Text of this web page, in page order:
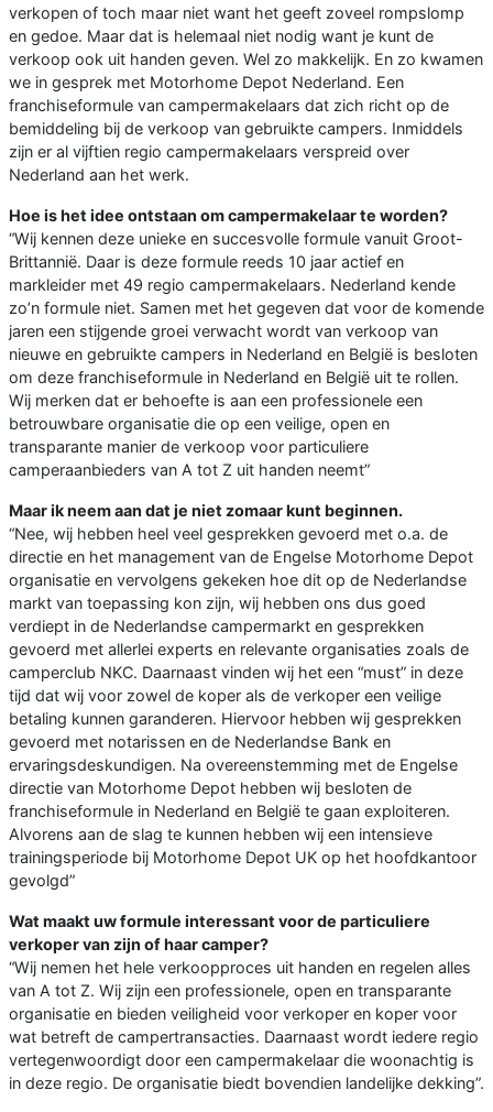
verkopen of toch maar niet want het geeft zoveel rompslomp
en gedoe. Maar dat is helemaal niet nodig want je kunt de
verkoop ook uit handen geven. Wel zo makkelijk. En zo kwamen
we in gesprek met Motorhome Depot Nederland. Een
franchiseformule van campermakelaars dat zich richt op de
bemiddeling bij de verkoop van gebruikte campers. Inmiddels
zijn er al vijftien regio campermakelaars verspreid over
Nederland aan het werk.
Hoe is het idee ontstaan om campermakelaar te worden?
“Wij kennen deze unieke en succesvolle formule vanuit Groot-
Brittannië. Daar is deze formule reeds 10 jaar actief en
markleider met 49 regio campermakelaars. Nederland kende
zo’n formule niet. Samen met het gegeven dat voor de komende
jaren een stijgende groei verwacht wordt van verkoop van
nieuwe en gebruikte campers in Nederland en België is besloten
om deze franchiseformule in Nederland en België uit te rollen.
Wij merken dat er behoefte is aan een professionele een
betrouwbare organisatie die op een veilige, open en
transparante manier de verkoop voor particuliere
camperaanbieders van A tot Z uit handen neemt”
Maar ik neem aan dat je niet zomaar kunt beginnen.
“Nee, wij hebben heel veel gesprekken gevoerd met o.a. de
directie en het management van de Engelse Motorhome Depot
organisatie en vervolgens gekeken hoe dit op de Nederlandse
markt van toepassing kon zijn, wij hebben ons dus goed
verdiept in de Nederlandse campermarkt en gesprekken
gevoerd met allerlei experts en relevante organisaties zoals de
camperclub NKC. Daarnaast vinden wij het een “must” in deze
tijd dat wij voor zowel de koper als de verkoper een veilige
betaling kunnen garanderen. Hiervoor hebben wij gesprekken
gevoerd met notarissen en de Nederlandse Bank en
ervaringsdeskundigen. Na overeenstemming met de Engelse
directie van Motorhome Depot hebben wij besloten de
franchiseformule in Nederland en België te gaan exploiteren.
Alvorens aan de slag te kunnen hebben wij een intensieve
trainingsperiode bij Motorhome Depot UK op het hoofdkantoor
gevolgd”
Wat maakt uw formule interessant voor de particuliere
verkoper van zijn of haar camper?
“Wij nemen het hele verkoopproces uit handen en regelen alles
van A tot Z. Wij zijn een professionele, open en transparante
organisatie en bieden veiligheid voor verkoper en koper voor
wat betreft de campertransacties. Daarnaast wordt iedere regio
vertegenwoordigt door een campermakelaar die woonachtig is
in deze regio. De organisatie biedt bovendien landelijke dekking”.